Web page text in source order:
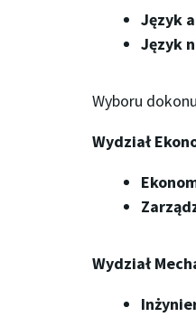
Język
Język
Wyboru
Wydział
Wydział